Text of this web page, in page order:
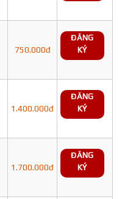
750.000đ
ĐĂNG
KÝ
1.400.000đ
ĐĂNG
KÝ
1.700.000đ
ĐĂNG
KÝ